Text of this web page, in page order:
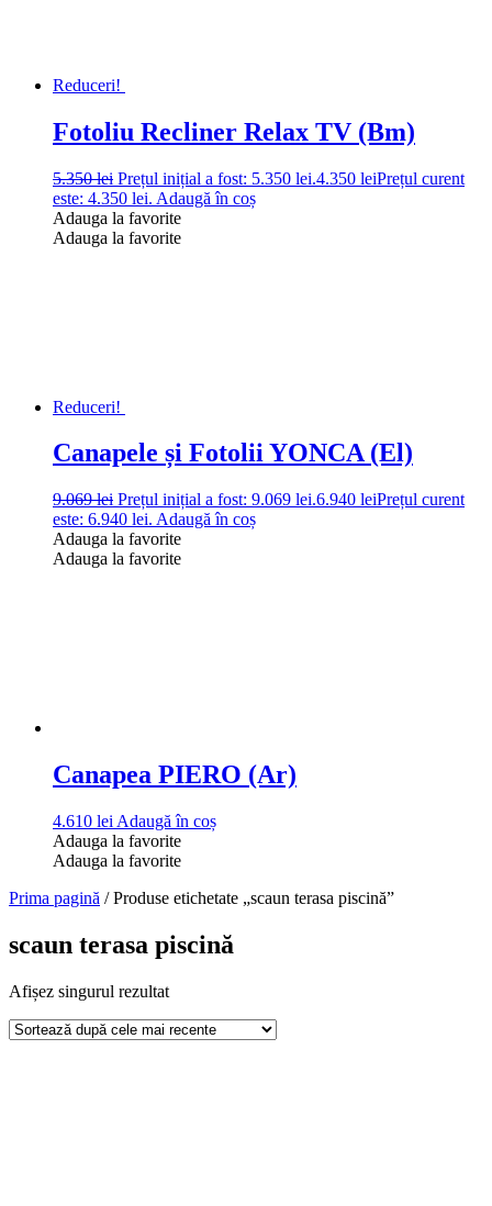
Reduceri!
Fotoliu Recliner Relax TV (Bm)
5.350lei Prețul inițial a fost: 5.350 lei.4.350 leiPrețul curent
este: 4.350 lei. Adaugă în coș
Adauga la favorite
Adauga la favorite
Reduceri!
Canapele și Fotolii YONCA (El)
9.069lei Prețul inițial a fost: 9.069 lei.6.940 leiPrețul curent
este: 6.940 lei. Adaugă în coș
Adauga la favorite
Adauga la favorite
Canapea PIERO (Ar)
4.610 lei Adaugă în coș
Adauga la favorite
Adauga la favorite
Prima pagină / Produse etichetate „scaun terasa piscină”
scaun terasa piscină
Afișez singurul rezultat